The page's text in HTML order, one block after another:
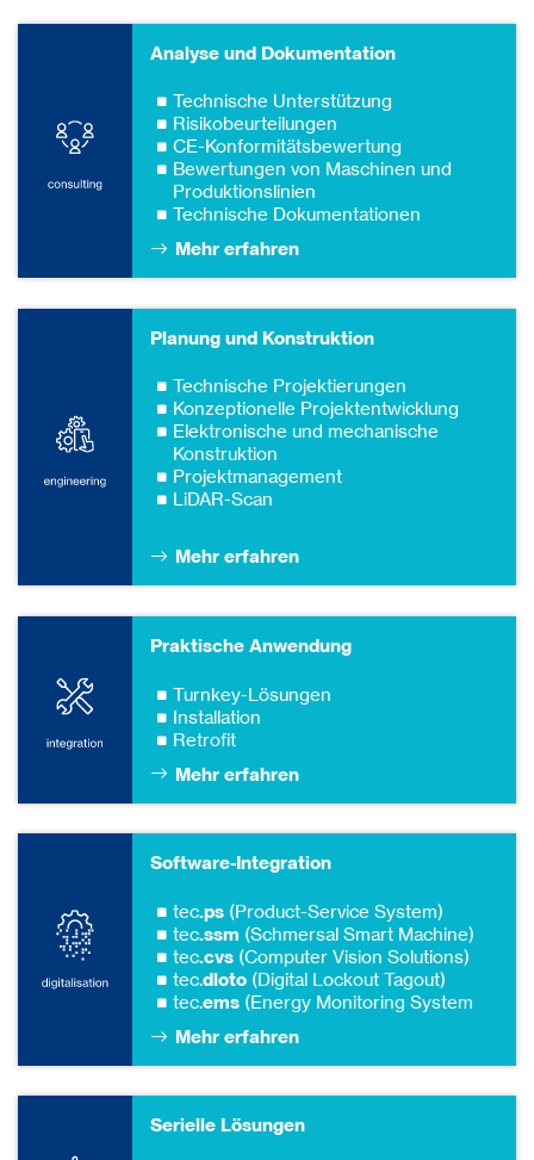
Analyse und Dokumentation
Technische Unterstützung
Risikobeurteilungen
CE-Konformitätsbewertung
Bewertungen von Maschinen und
Produktionslinien
Technische Dokumentationen
Mehr erfahren
Planung und Konstruktion
Technische Projektierungen
Konzeptionelle Projektentwicklung
Elektronische und mechanische
Konstruktion
Projektmanagement
LiDAR-Scan
Mehr erfahren
Praktische Anwendung
Turnkey-Lösungen
Installation
Retrofit
Mehr erfahren
Software-Integration
tec.ps(Product-Service System)
tec.ssm (Schmersal Smart Machine)
tec.cvs (Computer Vision Solutions)
tec.dloto(Digital Lockout Tagout)
tec.ems(Energy Monitoring System
Mehr erfahren
Serielle Lösungen